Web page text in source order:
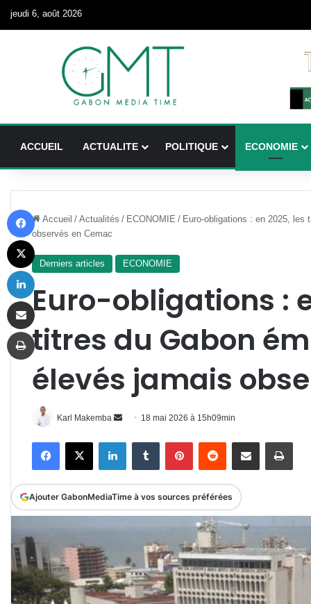
jeudi 6, août 2026
ACCUEIL ACTUALITE POLITIQUE ECONOMIE
Accueil / Actualités / ECONOMIE / Euro-obligations : en 2025,
observés en Cemac
Derniers articles ECONOMIE
Euro-obligations :
titres du Gabon
élevés jamais
Karl Makemba
Envoyer
courriel
18 mai 2026 à 15h09min
FacebookX LinkedinTumblr PinterestReddit Partager par email
Ajouter GabonMediaTime à vos sources préférées
X
Linkedin
Partager par email
Imprimer